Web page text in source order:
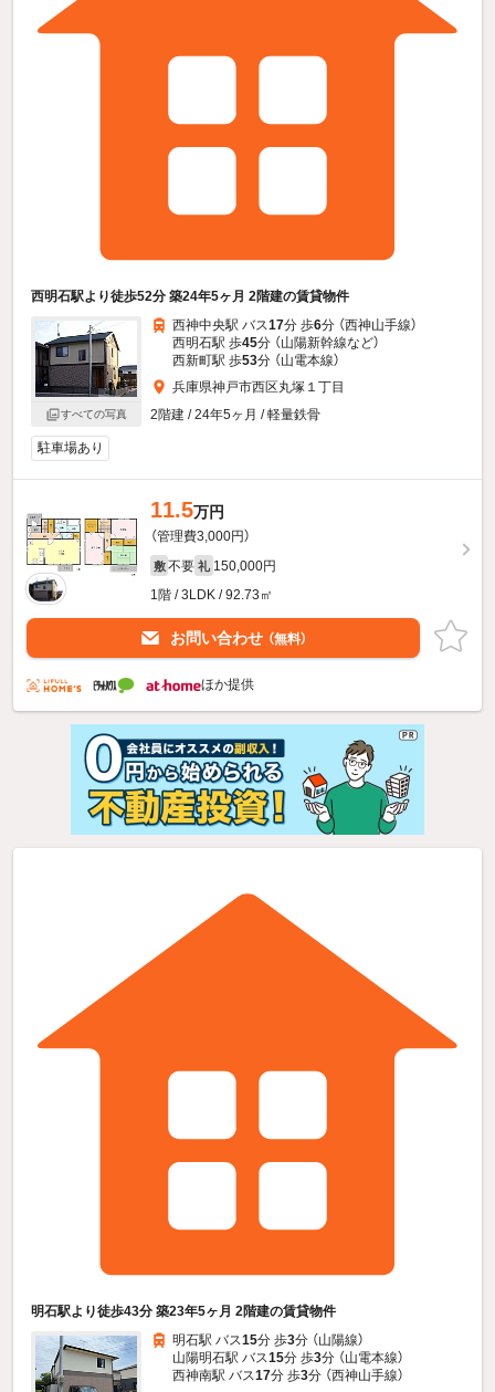
西明石駅より徒歩52分 築24年5ヶ月 2階建の賃貸物件
すべての写真
西神中央駅 バス17分 歩6分 （西神山手線）
西明石駅 歩45分 （山陽新幹線など）
西新町駅 歩53分 （山電本線）
兵庫県神戸市西区丸塚１丁目
2階建 / 24年5ヶ月 / 軽量鉄骨
駐車場あり
11.5万円
（管理費3,000円）
敷 不要 礼 150,000円
1階 / 3LDK / 92.73㎡
お問い合わせ （無料）
ほか提供
明石駅より徒歩43分 築23年5ヶ月 2階建の賃貸物件
明石駅 バス15分 歩3分 （山陽線）
山陽明石駅 バス15分 歩3分 （山電本線）
西神南駅 バス17分 歩3分 （西神山手線）